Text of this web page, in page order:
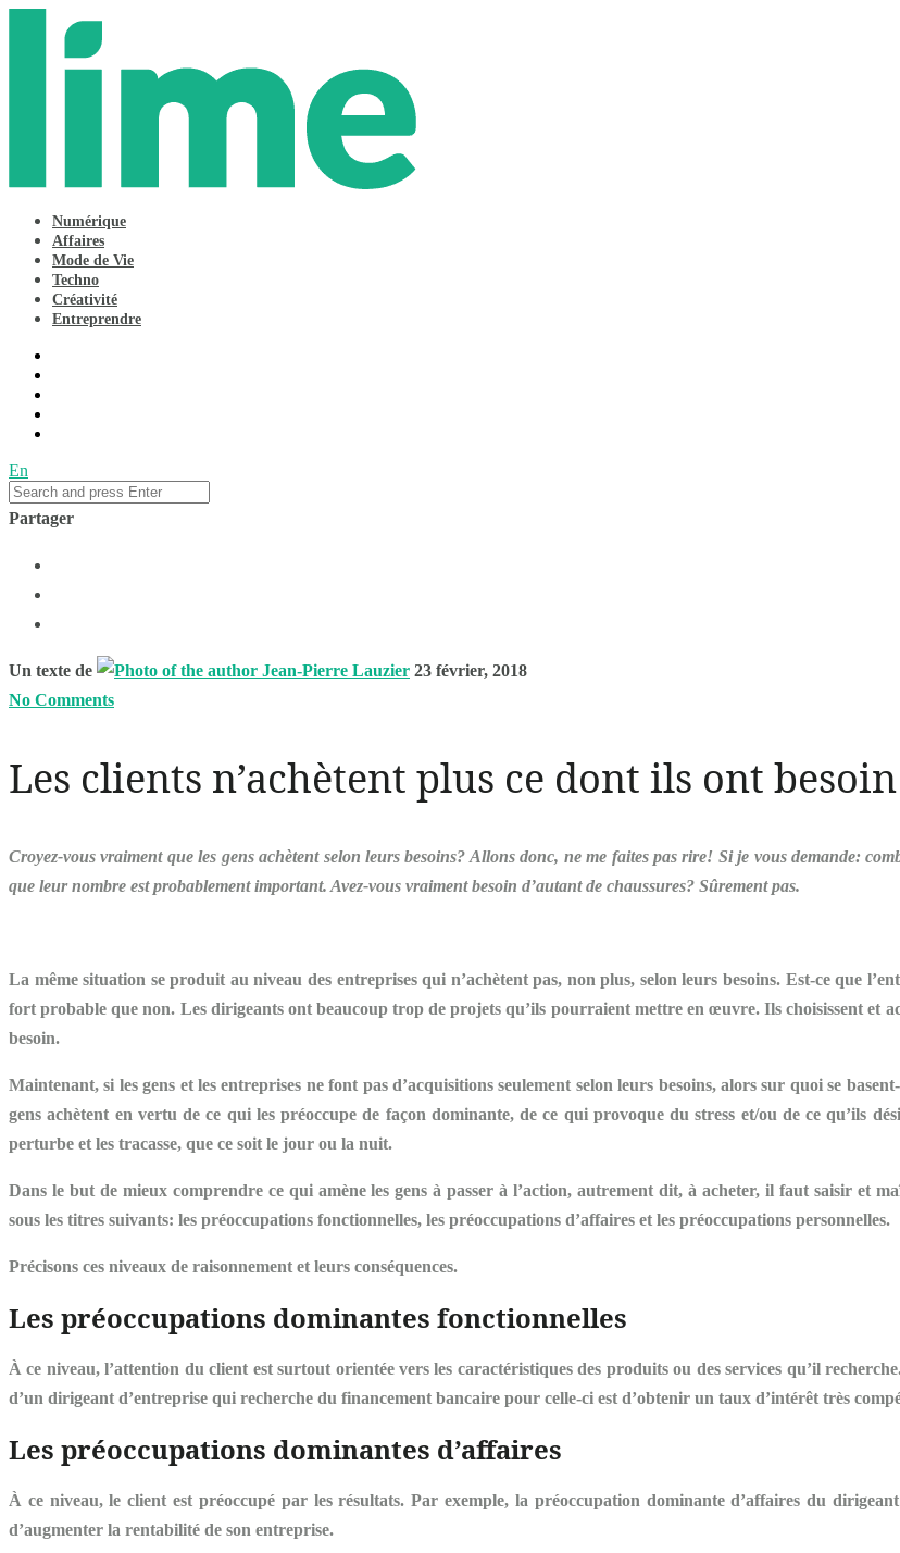
Numérique
Affaires
Mode de Vie
Techno
Créativité
Entreprendre
En
Partager
Un texte de Jean-Pierre Lauzier 23 février, 2018
No Comments
Les clients n’achètent plus ce dont ils ont besoin
Croyez-vous vraiment que les gens achètent selon leursbesoins? Allons donc, ne me faites pas rire! Si je vous demande:
que leur nombre est probablement important. Avez-vous vraiment besoin d’autant de chaussures? Sûrement pas.
La même situation se produit au niveau des entreprises qui n’achètent pas, non plus, selon leurs besoins. Est-ce que
fort probable que non. Les dirigeants ont beaucoup trop de projets qu’ils pourraient mettre en œuvre. Ils choisissent et
besoin.
Maintenant, si les gens et les entreprises ne font pas d’acquisitions seulement selon leurs besoins, alors sur quoi se
gens achètent en vertu de ce qui les préoccupe de façon dominante, de ce qui provoque du stress et/ou de ce qu’ils
perturbe et les tracasse, que ce soit le jour ou la nuit.
Dans le but de mieux comprendre ce qui amène les gens à passer à l’action, autrement dit, à acheter, il faut saisir et
sous les titres suivants: les préoccupations fonctionnelles, les préoccupations d’affaires et les préoccupations personnelles.
Précisons ces niveaux de raisonnement et leurs conséquences.
Les préoccupations dominantes fonctionnelles
À ce niveau, l’attention du client est surtout orientée vers les caractéristiquesdes produits ou des services qu’il
d’un dirigeant d’entreprise qui recherche du financement bancaire pour celle-ci est d’obtenir un taux d’intérêt très
Les préoccupations dominantes d’affaires
À ce niveau, le client est préoccupé par lesrésultats. Par exemple, la préoccupation dominanted’affairesdu
d’augmenter la rentabilité de son entreprise.